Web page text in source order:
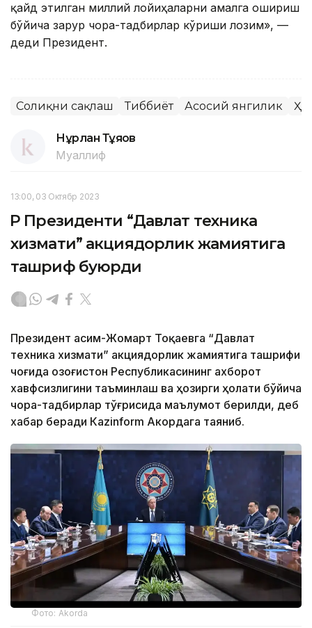
қайд этилган миллий лойиҳаларни амалга ошириш
бўйича зарур чора-тадбирлар кўриши лозим», —
деди Президент.
Соғлиқни сақлаш Тиббиёт Асосий янгилик
Нұрлан Тұяқов
Муаллиф
13:00, 03 Октябр 2023
ҚР Президенти “Давлат техника
хизмати” акциядорлик жамиятига
ташриф буюрди
Президент Қасим-Жомарт Тоқаевга “Давлат
техника хизмати” акциядорлик жамиятига ташрифи
чоғида Қозоғистон Республикасининг ахборот
хавфсизлигини таъминлаш ва ҳозирги ҳолати бўйича
чора-тадбирлар тўғрисида маълумот берилди, деб
хабар беради Каzinform Акордага таяниб.
Фото: Akorda